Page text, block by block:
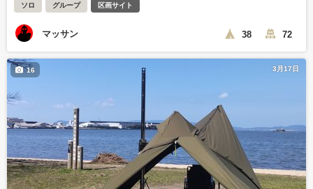
ソロ グループ 区画サイト
マッサン 38 72
3月17日
16